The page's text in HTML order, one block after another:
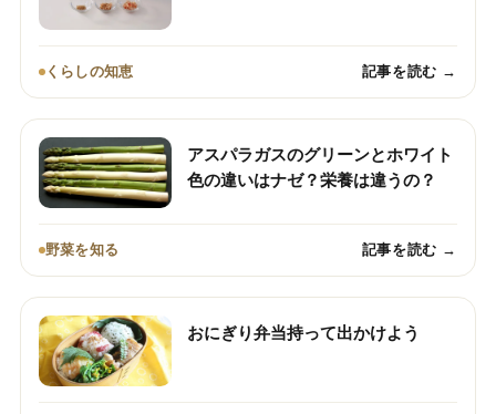
くらしの知恵 記事を読む →
アスパラガスのグリーンとホワイト
色の違いはナゼ？栄養は違うの？
野菜を知る 記事を読む →
おにぎり弁当持って出かけよう